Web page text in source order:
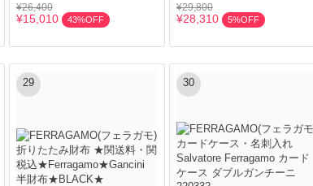
¥26,400
¥15,010 43%OFF
¥29,800
¥28,310 5%OFF
29 30